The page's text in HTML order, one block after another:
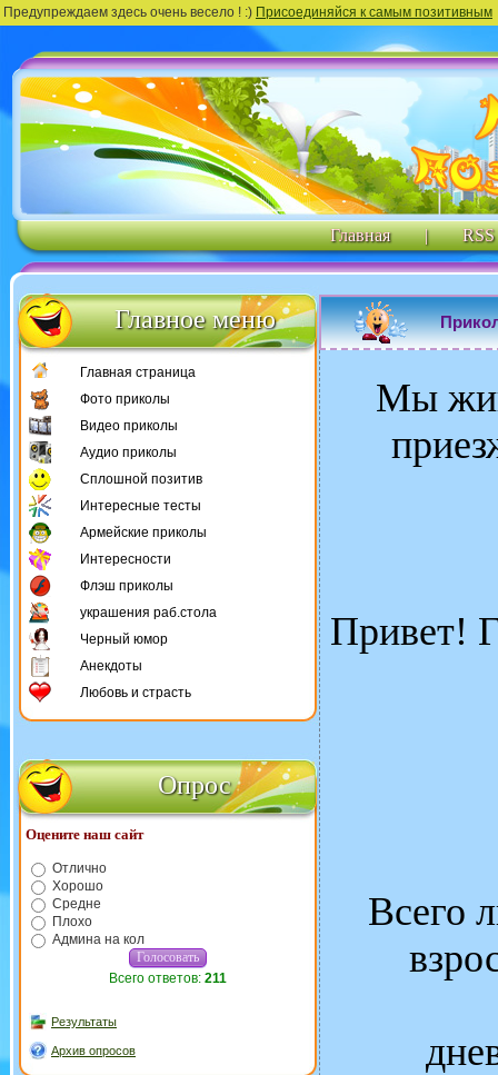
Предупреждаем здесь очень весело ! :) Присоединяйся к самым позитивным
Главная | RSS
Главное меню
Главная страница
Фото приколы
Видео приколы
Аудио приколы
Сплошной позитив
Интересные тесты
Армейские приколы
Интересности
Флэш приколы
украшения раб.стола
Черный юмор
Анекдоты
Любовь и страсть
Опрос
Оцените наш сайт
Отлично
Хорошо
Средне
Плохо
Админа на кол
Всего ответов: 211
Результаты
Архив опросов
Мы
Привет!
Всего